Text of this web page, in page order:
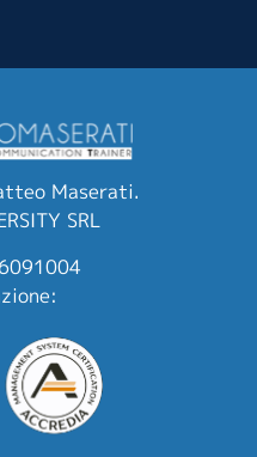
Maserati.
SRL